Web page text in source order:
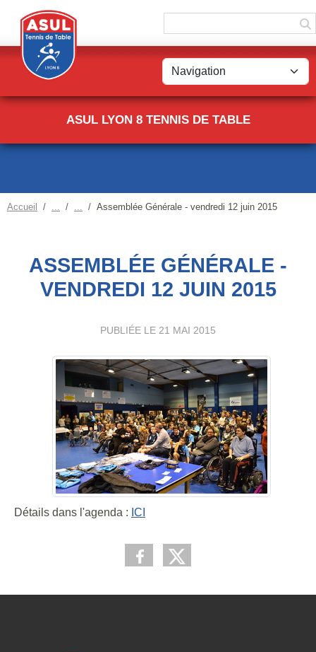
ASUL LYON 8 TENNIS DE TABLE
Accueil Assemblée Générale - vendredi 12 juin 2015
ASSEMBLÉE GÉNÉRALE -
VENDREDI 12 JUIN 2015
PUBLIÉE LE 21 MAI 2015
Détails dans l'agenda : ICI
Panneau de gestion des cookies